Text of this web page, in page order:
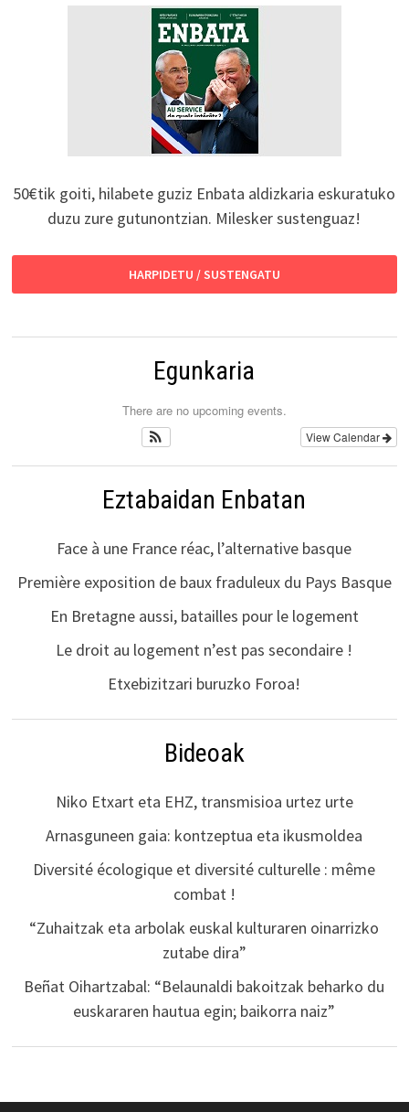
50€tik goiti, hilabete guziz Enbata aldizkaria eskuratuko
duzu zure gutunontzian. Milesker sustenguaz!
HARPIDETU / SUSTENGATU
Egunkaria
There are no upcoming events.
View Calendar
Eztabaidan Enbatan
Face à une France réac, l’alternative basque
Première exposition de baux fraduleux du Pays Basque
En Bretagne aussi, batailles pour le logement
Le droit au logement n’est pas secondaire !
Etxebizitzari buruzko Foroa!
Bideoak
Niko Etxart eta EHZ, transmisioa urtez urte
Arnasguneen gaia: kontzeptua eta ikusmoldea
Diversité écologique et diversité culturelle : même
combat !
“Zuhaitzak eta arbolak euskal kulturaren oinarrizko
zutabe dira”
Beñat Oihartzabal: “Belaunaldi bakoitzak beharko du
euskararen hautua egin; baikorra naiz”